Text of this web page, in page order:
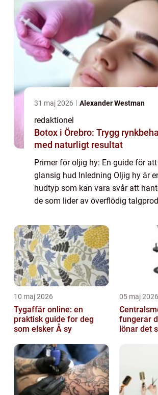
31 maj 2026 Alexander Westman
redaktionel
Botox i Örebro: Trygg
med naturligt resultat
Primer för oljig hy: En guide för
glansig hud Inledning Oljig hy är
hudtyp som kan vara svår att
de som lider av överflödig
avgörande för att uppnå en matt
...
10 maj 2026
Tygaffär online: en
praktisk guide for deg
som elsker Å sy
05 maj 2026
fungerar
lönar det